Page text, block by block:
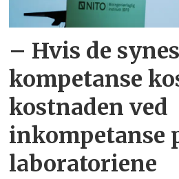
– Hvis de synes
kompetanse
kostnaden ved
inkompetanse
laboratoriene